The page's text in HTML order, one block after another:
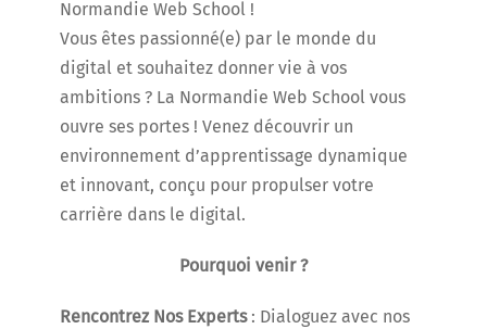
Normandie Web School !
Vous êtes passionné(e) par le monde du
digital et souhaitez donner vie à vos
ambitions ? La Normandie Web School vous
ouvre ses portes ! Venez découvrir un
environnement d’apprentissage dynamique
et innovant, conçu pour propulser votre
carrière dans le digital.
Pourquoi venir ?
Rencontrez Nos Experts: Dialoguez avec nos